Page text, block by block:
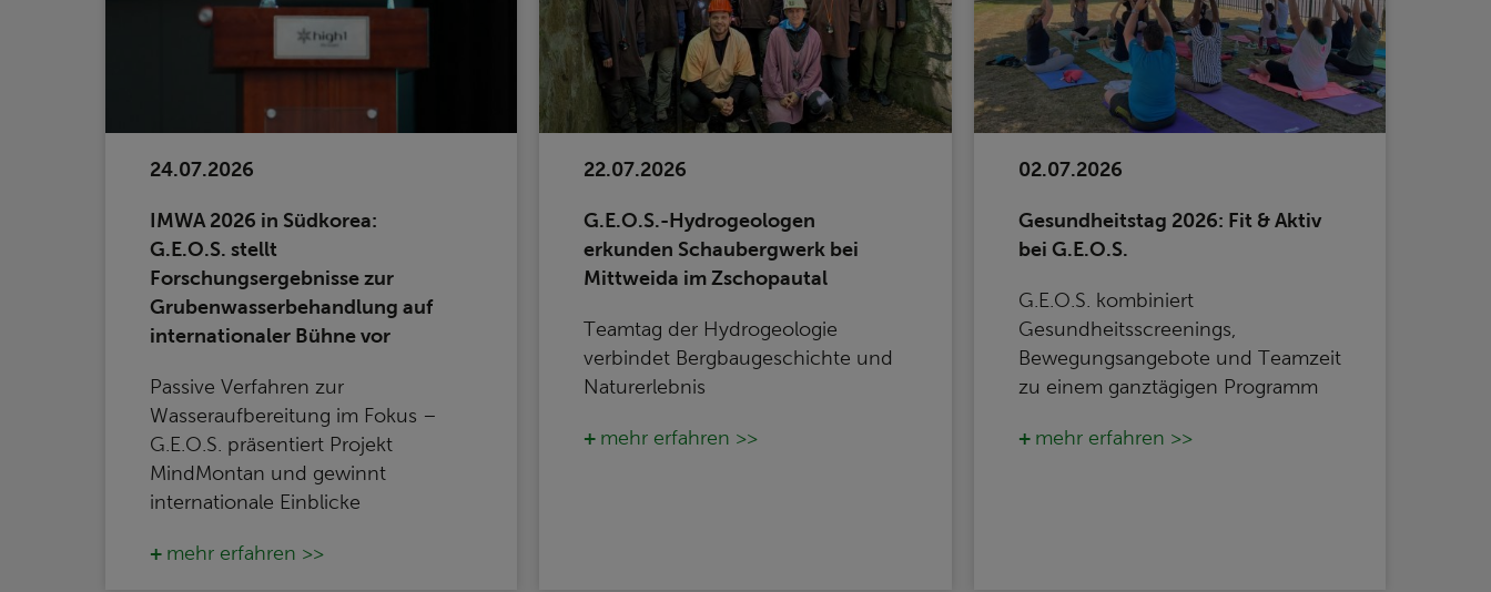
24.07.2026
IMWA 2026 in Südkorea:
G.E.O.S. stellt
Forschungsergebnisse zur
Grubenwasserbehandlung auf
internationaler Bühne vor
Passive Verfahren zur
Wasseraufbereitung im Fokus –
G.E.O.S. präsentiert Projekt
MindMontan und gewinnt
internationale Einblicke
mehr erfahren >>
22.07.2026
G.E.O.S.-Hydrogeologen
erkunden Schaubergwerk bei
Mittweida im Zschopautal
Teamtag der Hydrogeologie
verbindet Bergbaugeschichte und
Naturerlebnis
mehr erfahren >>
02.07.2026
Gesundheitstag 2026: Fit & Aktiv
bei G.E.O.S.
G.E.O.S. kombiniert
Gesundheitsscreenings,
Bewegungsangebote und Teamzeit
zu einem ganztägigen Programm
mehr erfahren >>